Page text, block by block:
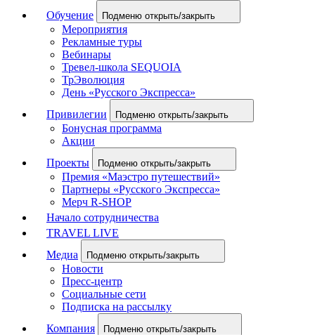
Обучение
Подменю открыть/закрыть
Мероприятия
Рекламные туры
Вебинары
Тревел-школа SEQUOIA
ТрЭволюция
День «Русского Экспресса»
Привилегии
Подменю открыть/закрыть
Бонусная программа
Акции
Проекты
Подменю открыть/закрыть
Премия «Маэстро путешествий»
Партнеры «Русского Экспресса»
Мерч R-SHOP
Начало сотрудничества
TRAVEL LIVE
Медиа
Подменю открыть/закрыть
Новости
Пресс-центр
Социальные сети
Подписка на рассылку
Компания
Подменю открыть/закрыть